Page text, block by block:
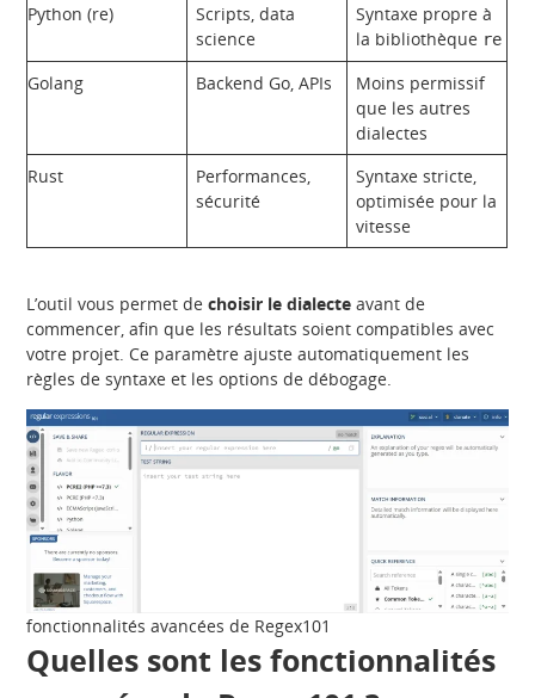
Python (re)
Scripts, data
science
Syntaxe propre à
la bibliothèque re
Golang Backend Go, APIs
Moins permissif
que les autres
dialectes
Rust
Performances,
sécurité
Syntaxe stricte,
optimisée pour la
vitesse
L’outil vous permet dechoisir le dialecte avant de
commencer, afin que les résultats soient compatibles avec
votre projet. Ce paramètre ajuste automatiquement les
règles de syntaxe et les options de débogage.
fonctionnalités avancées de Regex101
Quelles sont les fonctionnalités